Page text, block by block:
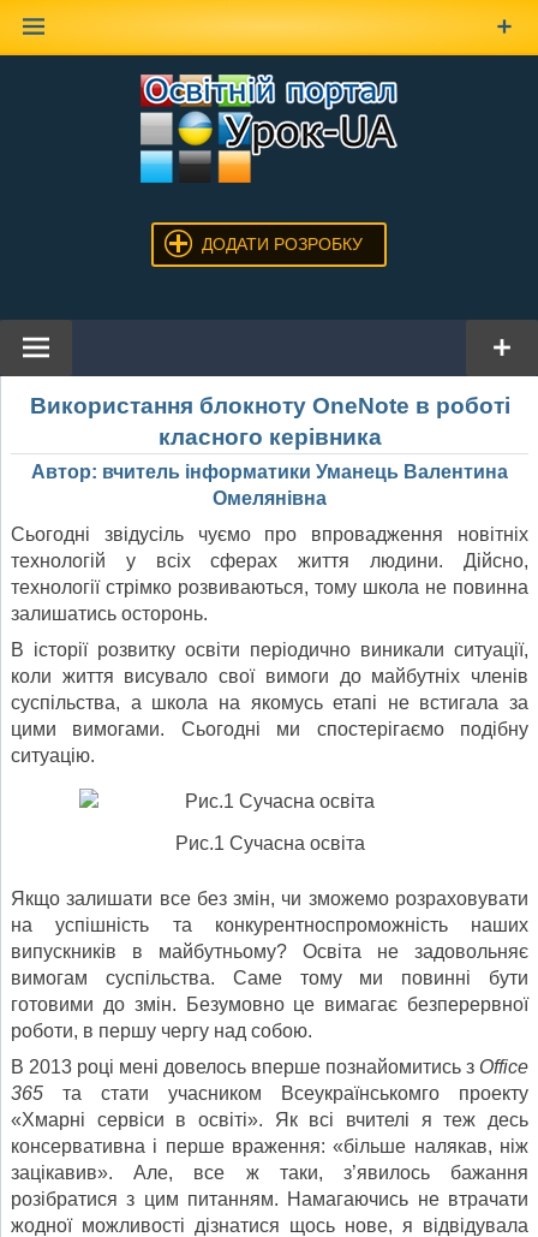
ДОДАТИ РОЗРОБКУ
Використання блокноту OneNote в роботі
класного керівника
Автор: вчитель інформатики Уманець Валентина
Омелянівна
Сьогодні звідусіль чуємо про впровадження новітніх
технологій у всіх сферах життя людини. Дійсно,
технології стрімко розвиваються, тому школа не повинна
залишатись осторонь.
В історії розвитку освіти періодично виникали ситуації,
коли життя висувало свої вимоги до майбутніх членів
суспільства, а школа на якомусь етапі не встигала за
цими вимогами. Сьогодні ми спостерігаємо подібну
ситуацію.
Рис.1 Сучасна освіта
Якщо залишати все без змін, чи зможемо розраховувати
на успішність та конкурентноспроможність наших
випускників в майбутньому? Освіта не задовольняє
вимогам суспільства. Саме тому ми повинні бути
готовими до змін. Безумовно це вимагає безперервної
роботи, в першу чергу над собою.
В 2013 році мені довелось вперше познайомитись з Office
365 та стати учасником Всеукраїнськомго проекту
«Хмарні сервіси в освіті». Як всі вчителі я теж десь
консервативна і перше враження: «більше налякав, ніж
зацікавив». Але, все ж таки, з’явилось бажання
розібратися з цим питанням. Намагаючись не втрачати
жодної можливості дізнатися щось нове, я відвідувала